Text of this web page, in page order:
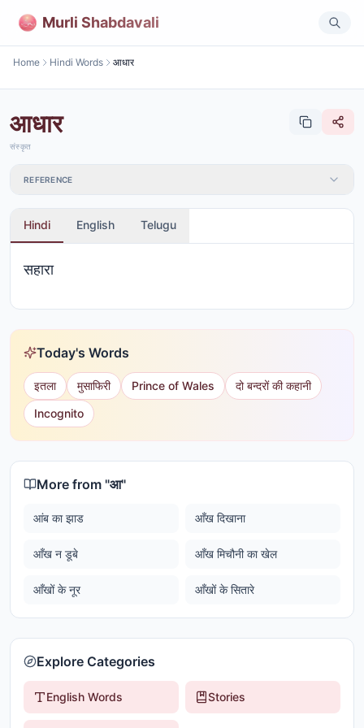
Murli Shabdavali
Home Hindi Words आधार
आधार
संस्कृत
REFERENCE
Hindi English Telugu
सहारा
Today's Words
इतला मुसाफिरी Prince of Wales
दो बन्दरों की कहानी
Incognito
More from "आ"
आंब का झाड आँख दिखाना
आँख न डूबे आँख मिचौनी का खेल
आँखों के नूर आँखों के सितारे
Explore Categories
English Words Stories